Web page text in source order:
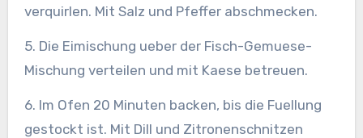
verquirlen. Mit Salz und Pfeffer abschmecken.
5. Die Eimischung ueber der Fisch-Gemuese-
Mischung verteilen und mit Kaese betreuen.
6. Im Ofen 20 Minuten backen, bis die Fuellung
gestockt ist. Mit Dill und Zitronenschnitzen